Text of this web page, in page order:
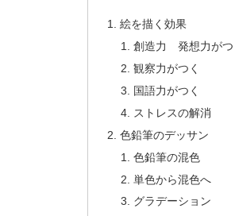
絵を描く効果
創造力 発想力がつ
観察力がつく
国語力がつく
ストレスの解消
色鉛筆のデッサン
色鉛筆の混色
単色から混色へ
グラデーション